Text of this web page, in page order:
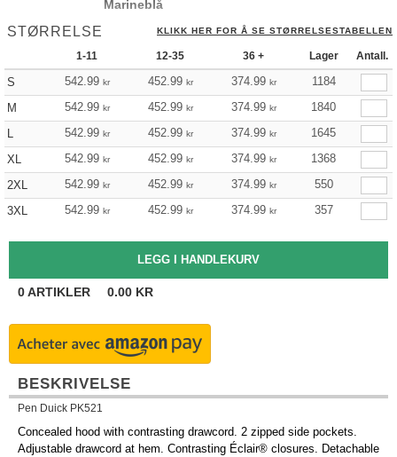
Marineblå
STØRRELSE KLIKK HER FOR Å SE STØRRELSESTABELLEN
1-11 12-35 36 + Lager Antall.
S 542.99 kr 452.99 kr 374.99 kr
1184
M
542.99 kr 452.99 kr 374.99 kr
1840
L
542.99 kr 452.99 kr 374.99 kr
1645
XL
542.99 kr 452.99 kr 374.99 kr
1368
2XL
542.99 kr 452.99 kr 374.99 kr
550
3XL
542.99 kr 452.99 kr 374.99 kr 357
0ARTIKLER 0.00 KR
BESKRIVELSE
Pen Duick PK521
Concealed hood with contrasting drawcord. 2 zipped side pockets.
Adjustable drawcord at hem. Contrasting Éclair® closures. Detachable